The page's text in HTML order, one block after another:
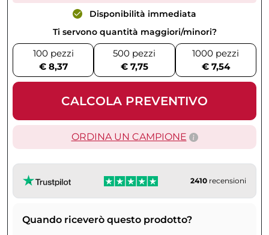
Disponibilità immediata
Ti servono quantità maggiori/minori?
100 pezzi
€ 8,37
500 pezzi
€ 7,75
1000 pezzi
€ 7,54
CALCOLA PREVENTIVO
ORDINA UN CAMPIONE
2410 recensioni
Quando riceverò questo prodotto?